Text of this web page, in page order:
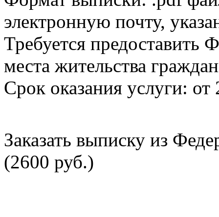
электронную почту,
Требуется
места жительства
Срок оказания услуги: от
Заказать выписку из
(2600 руб.)